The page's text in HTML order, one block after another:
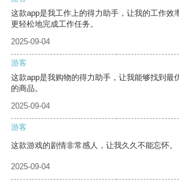
这款app是我工作上的得力助手，让我的工作效
更轻松地完成工作任务。
2025-09-04
游客
这款app是我购物的得力助手，让我能够找到最
的商品。
2025-09-04
游客
这款游戏的剧情非常感人，让我久久不能忘怀。
2025-09-04